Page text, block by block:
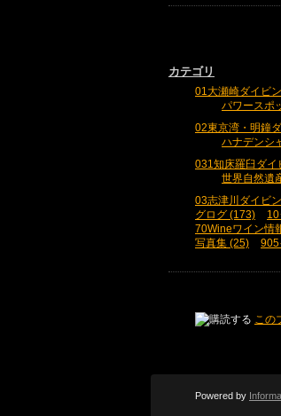
カテゴリ
01大瀬崎ダイビ
パワースポ
02東京湾・明鐘
ハナデンシ
031知床羅臼ダイ
世界自然遺
03志津川ダイビ
グログ (173)
70Wineワイン情
写真集 (25)
905
この
Powered by